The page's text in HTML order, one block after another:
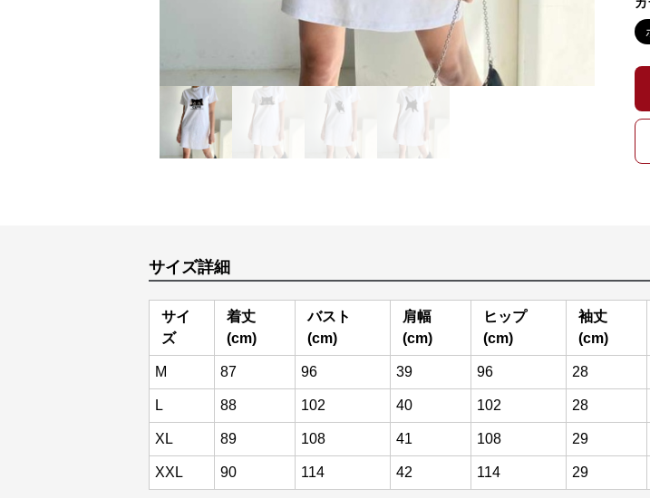
サイズ詳細
サイ
ズ
着丈
(cm)
バスト
(cm)
肩幅
(cm)
ヒップ
(cm)
袖丈
(cm)
M 87 96 39 96 28
L 88 102 40 102 28
XL 89 108 41 108 29
XXL 90 114 42 114 29